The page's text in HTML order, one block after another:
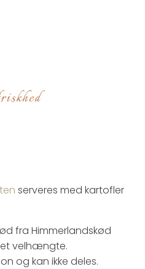
serveres med kartofler
fra Himmerlandskød
velhængte.
og kan ikke deles.